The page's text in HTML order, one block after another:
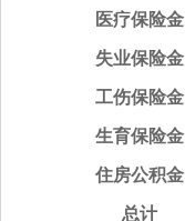
医疗保险金
失业保险金
工伤保险金
生育保险金
住房公积金
总计